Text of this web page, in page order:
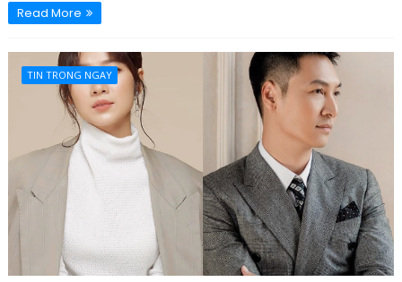
Read More
TIN TRONG NGAY